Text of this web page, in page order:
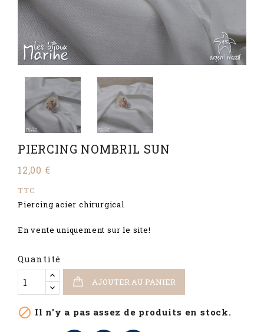
PIERCING NOMBRIL SUN
12,00 €
TTC
Piercing acier chirurgical
En vente uniquement sur le site!
Quantité
AJOUTER AU PANIER
 Il n'y a pas assez de produits en stock.